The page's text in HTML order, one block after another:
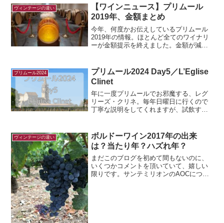
ラ・ティエンポン氏ご本人に説明しても
らいました。色んなお話を聞...
ヴィンテージの違い
【ワインニュース】プリムール
2019年、金額まとめ
今年、何度かお伝えしているプリムール
2019年の情報。ほとんど全てのワイナリ
ーが金額提示を終えました。金額が減少
した。今回は、それぞれのワイナリーが
どの程度金額を変...
プリムール2024
プリムール2024 Day5／L’Eglise
Clinet
年に一度プリムールでお邪魔する、レグ
リーズ・クリネ。毎年日曜日に行くので
丁寧な説明をしてくれますが、試飲する
と、早くいかなきゃいけない時間と、常
に戦ってるイメージ。この...
ヴィンテージの違い
ボルドーワイン2017年の出来
は？当たり年？ハズれ年？
まだこのブログを初めて間もないのに、
いくつかコメントを頂いていて、嬉しい
限りです。サンテミリオンのAOCについ